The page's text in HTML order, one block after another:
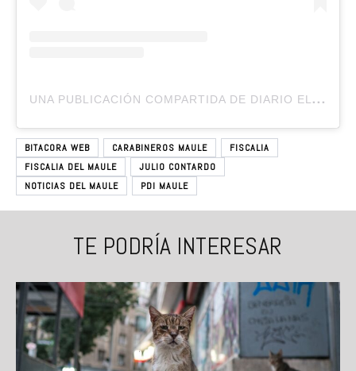
U
NA PUBLICACIÓN COMPARTIDA DE DIARIO EL CENTRO (@DIARIOELCENTRO.CL)
BITACORA WEB CARABINEROS MAULE
FISCALIA
FISCALIA DEL MAULE
JULIO CONTARDO
NOTICIAS DEL MAULE
PDI MAULE
TE PODRÍA INTERESAR